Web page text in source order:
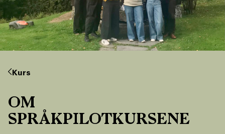
Kurs
OM
SPRÅKPILOTKURSENE